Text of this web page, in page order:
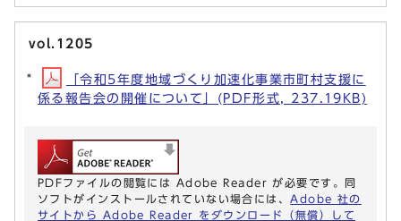
vol.1205
「令和5年度地域づくり加速化事業市町村支援に
係る報告会の開催について」(PDF形式, 237.19KB)
PDFファイルの閲覧には Adobe Reader が必要です。同
ソフトがインストールされていない場合には、 Adobe 社の
サイトから Adobe Reader をダウンロード（無償）して